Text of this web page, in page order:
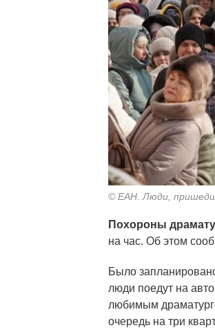
© ЕАН. Люди,
Похороны
на час. Об этом
Было
люди поедут на
любимым
очередь на три